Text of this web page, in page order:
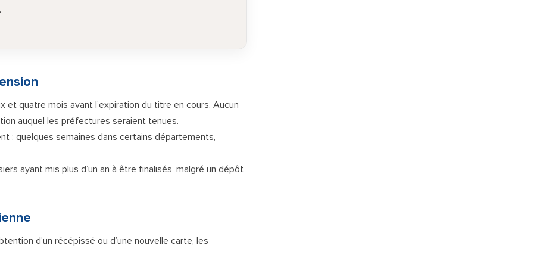
quatre mois avant l’expiration du titre en cours. Aucun
auquel les préfectures seraient tenues.
: quelques semaines dans certains départements,
ayant mis plus d’un an à être finalisés, malgré un dépôt
d’un récépissé ou d’une nouvelle carte, les